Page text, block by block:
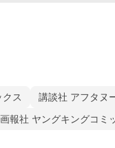
ス
講談社 アフタヌ
報社 ヤングキングコミ